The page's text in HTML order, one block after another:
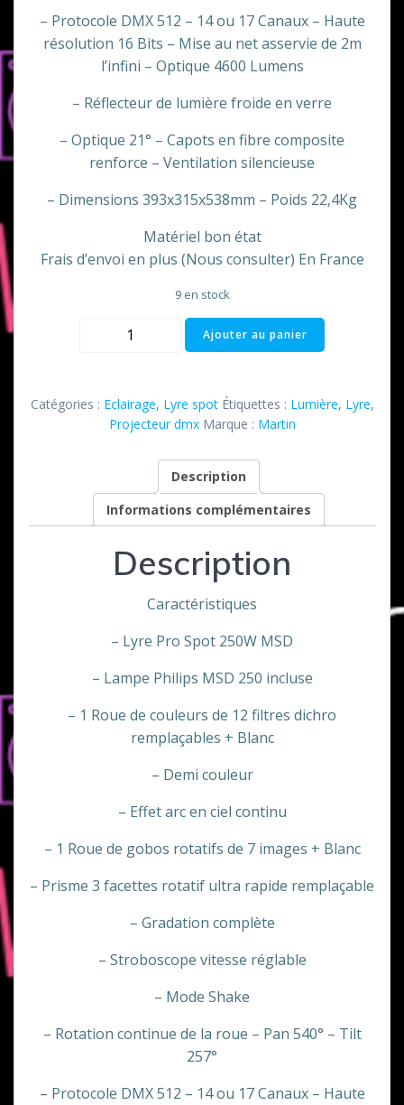
– Protocole DMX 512 – 14 ou 17 Canaux – Haute
résolution 16 Bits – Mise au net asservie de 2m
l’infini – Optique 4600 Lumens
– Réflecteur de lumière froide en verre
– Optique 21° – Capots en fibre composite
renforce – Ventilation silencieuse
– Dimensions 393x315x538mm – Poids 22,4Kg
Matériel bon état
Frais d’envoi en plus (Nous consulter) En France
9 en stock
quantité
250
Krypton
Martin
Ajouter au panier
Catégories : Eclairage, Lyre spot Étiquettes : Lumière, Lyre,
Projecteur dmx Marque : Martin
Description
Informations complémentaires
Description
Caractéristiques
– Lyre Pro Spot 250W MSD
– Lampe Philips MSD 250 incluse
– 1 Roue de couleurs de 12 filtres dichro
remplaçables + Blanc
– Demi couleur
– Effet arc en ciel continu
– 1 Roue de gobos rotatifs de 7 images + Blanc
– Prisme 3 facettes rotatif ultra rapide remplaçable
– Gradation complète
– Stroboscope vitesse réglable
– Mode Shake
– Rotation continue de la roue – Pan 540° – Tilt
257°
– Protocole DMX 512 – 14 ou 17 Canaux – Haute